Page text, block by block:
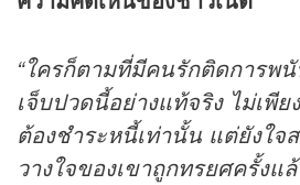
“ใครก็ตามที่มีคนรักติดการพ
เจ็บปวดนี้อย่างแท้จริง ไม่เพีย
ต้องชำระหนี้เท่านั้น แต่ยังใจ
วางใจของเขาถูกทรยศครั้งแ